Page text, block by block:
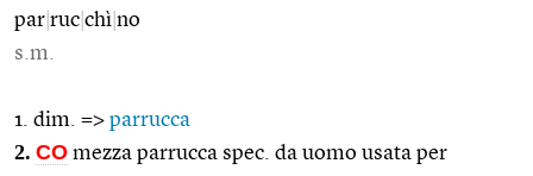
par ruc chì no
s.m.
1. dim. => parrucca
2. CO mezza parrucca spec. da uomo usata per